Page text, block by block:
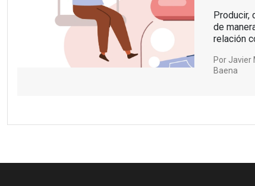
Producir,
de
relación
Por Javier
Baena